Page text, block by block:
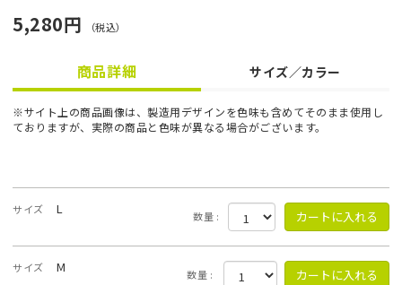
5,280円 （税込）
商品詳細 サイズ／カラー
※サイト上の商品画像は、製造用デザインを色味も含めてそのまま使用し
ておりますが、実際の商品と色味が異なる場合がございます。
サイズ L 数量 :
サイズ M 数量 :